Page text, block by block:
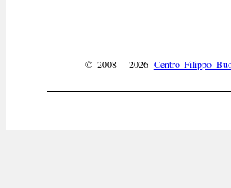
© 2008 - 2026 Centro Filippo